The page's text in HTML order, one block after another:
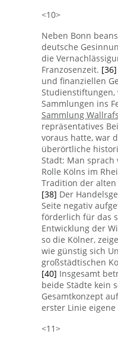
<10>
Neben Bonn
deutsche
die
Franzosenzeit. [36]
und finanziellen
Sammlungen ins
Sammlung Wallrafs
repräsentatives
voraus hatte, war
überörtliche
Stadt: Man
Rolle Kölns im
Tradition der alten
[38] Der
Seite negativ
förderlich für das
Entwicklung der
so die Kölner,
wie günstig sich
großstädtischen
[40] Insgesamt
beide Städte kein
Gesamtkonzept
erster Linie
<11>